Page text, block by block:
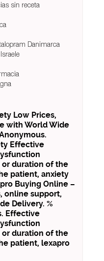
sin receta
Danimarca
Low Prices,
with World Wide
Effective
or duration of the
patient, anxiety
Buying Online –
online support,
Delivery. %
Effective
or duration of the
patient, lexapro